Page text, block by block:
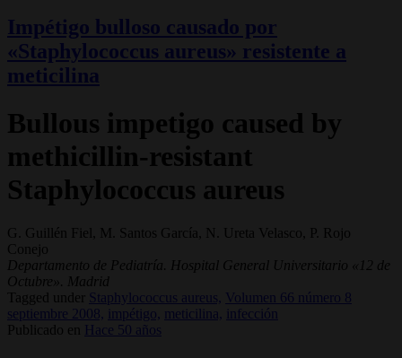
Impétigo bulloso causado por
«Staphylococcus aureus» resistente a
meticilina
Bullous impetigo caused by
methicillin-resistant
Staphylococcus aureus
G. Guillén Fiel, M. Santos García, N. Ureta Velasco, P. Rojo
Conejo
Departamento de Pediatría. Hospital General Universitario «12 de
Octubre». Madrid
Tagged under
Staphylococcus aureus,
Volumen 66 número 8
septiembre 2008,
impétigo, meticilina,
infección
Publicado en
Hace 50 años